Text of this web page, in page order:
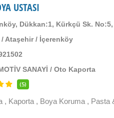
USTASI
Dükkan:1, Kürkçü Sk.
/ Ataşehir/ İçerenköy
SANAYİ /Oto Kaporta
(5)
, Kaporta , Boya Koruma ,